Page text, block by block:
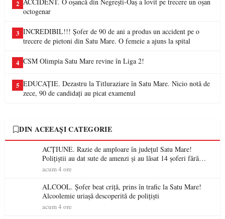
2
octogenar
3 INCREDIBIL!!! Șofer de 90 de ani a produs un accident pe o
trecere de pietoni din Satu Mare. O femeie a ajuns la spital
4 CSM Olimpia Satu Mare revine în Liga 2!
5 EDUCAȚIE. Dezastru la Titluraziare în Satu Mare. Nicio notă de
zece, 90 de candidați au picat examenul
DIN ACEEAȘI CATEGORIE
ACȚIUNE. Razie de amploare în județul Satu Mare!
Polițiștii au dat sute de amenzi și au lăsat 14 șoferi fără
permis într-o singură zi
acum 4 ore
ALCOOL. Șofer beat criță, prins în trafic la Satu Mare!
Alcoolemie uriașă descoperită de polițiști
acum 4 ore